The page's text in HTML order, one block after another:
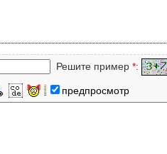
Решите пример *:
предпросмотр